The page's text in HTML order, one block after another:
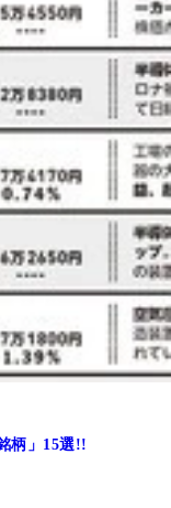
柄」15選!!